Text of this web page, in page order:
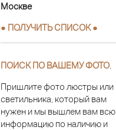
Москве
● ПОЛУЧИТЬ СПИСОК ●
ПОИСК ПО ВАШЕМУ ФОТО
Пришлите фото люстры или
светильника, который вам
нужен и мы вышлем вам всю
информацию по наличию и